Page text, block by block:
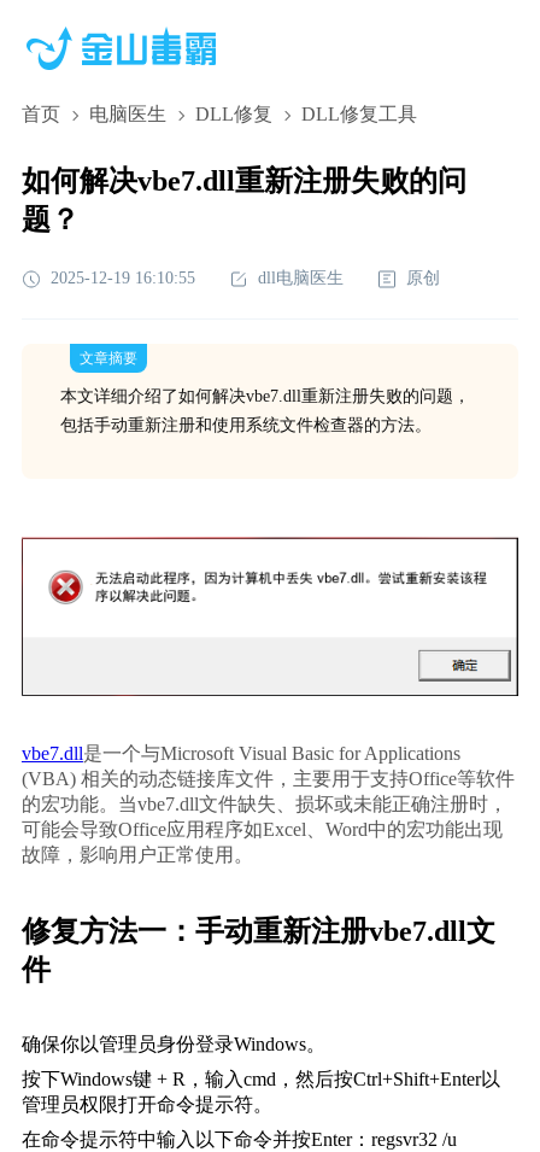
首页 电脑医生 DLL修复 DLL修复工具
如何解决vbe7.dll重新注册失败的问
题？
2025-12-19 16:10:55 dll电脑医生 原创
文章摘要
本文详细介绍了如何解决vbe7.dll重新注册失败的问题，
包括手动重新注册和使用系统文件检查器的方法。
vbe7.dll是一个与Microsoft Visual Basic for Applications
(VBA) 相关的动态链接库文件，主要用于支持Office等软件
的宏功能。当vbe7.dll文件缺失、损坏或未能正确注册时，
可能会导致Office应用程序如Excel、Word中的宏功能出现
故障，影响用户正常使用。
修复方法一：手动重新注册vbe7.dll文
件
确保你以管理员身份登录Windows。
按下Windows键 + R，输入cmd ，然后按Ctrl+Shift+Enter以
管理员权限打开命令提示符。
在命令提示符中输入以下命令并按Enter： regsvr32 /u